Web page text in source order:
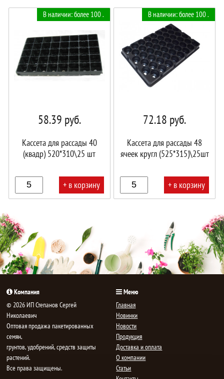
В наличии: более 100 .
58.39 руб.
Кассета для рассады 40
(квадр) 520*310\25 шт
+ в корзину
корзине!
В наличии: более 100 .
72.18 руб.
Кассета для рассады 48
ячеек кругл (525*315)\25шт
+ в корзину
Компания
© 2026 ИП Степанов Сергей
Николаевич
Oптовая продажа пакетированных
семян,
грунтов, удобрений, средств защиты
растений.
Все права защищены.
Меню
Главная
Новинки
Новости
Продукция
Доставка и оплата
О компании
Статьи